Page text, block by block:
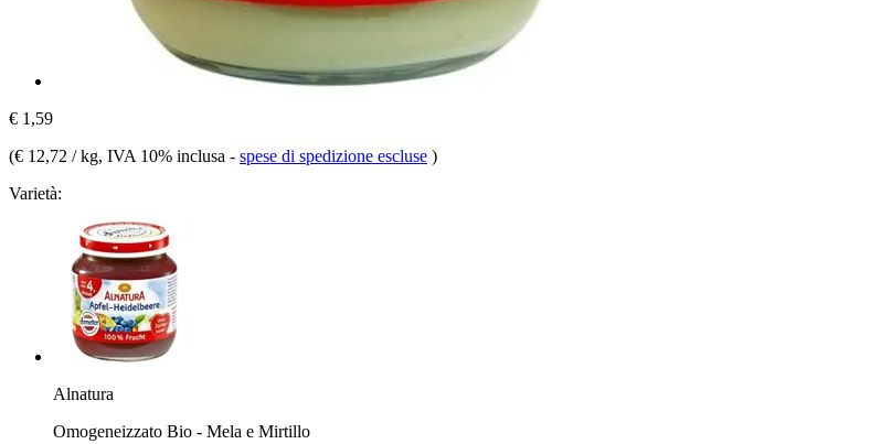
€ 1,59
(€ 12,72 / kg, IVA 10% inclusa - spese di spedizione escluse )
Varietà:
Alnatura
Omogeneizzato Bio - Mela e Mirtillo